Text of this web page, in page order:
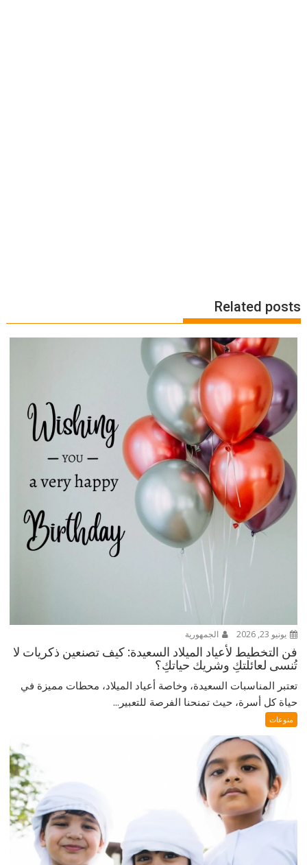
Related posts
يونيو 23, 2026 الجمهورية
فن التخطيط لأعياد الميلاد السعيدة: كيف تصنعين ذكريات لا
تُنسى لعائلتكِ وشريك حياتكِ؟
تعتبر المناسبات السعيدة، وخاصة أعياد الميلاد، محطات مميزة في
حياة كل أسرة، حيث تمنحنا الفرصة للتعبير...
منوعات